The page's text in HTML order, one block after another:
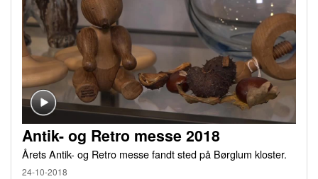
Antik- og Retro messe 2018
Årets Antik- og Retro messe fandt sted på Børglum kloster.
24-10-2018